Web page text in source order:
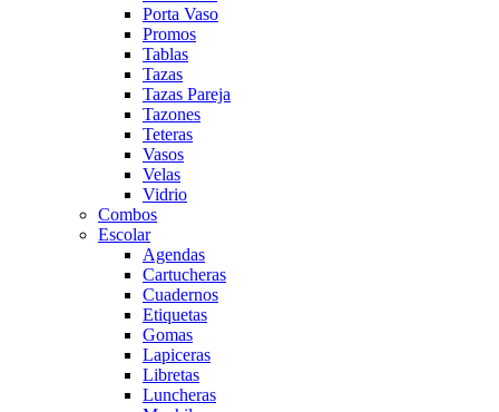
Porta Vaso
Promos
Tablas
Tazas
Tazas Pareja
Tazones
Teteras
Vasos
Velas
Vidrio
Combos
Escolar
Agendas
Cartucheras
Cuadernos
Etiquetas
Gomas
Lapiceras
Libretas
Luncheras